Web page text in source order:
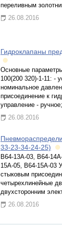
переливным
26.08.2016
Гидроклапаны
Основные
100(200 320)-1-11: -
номинальное
присоединение к
управление - ручное;
26.08.2016
33-23-34-24-25)
В64-13А-03, В64-
15А-05, В64-15А-03
стыковым
четырехлинейные
двухсторонним
26.08.2016